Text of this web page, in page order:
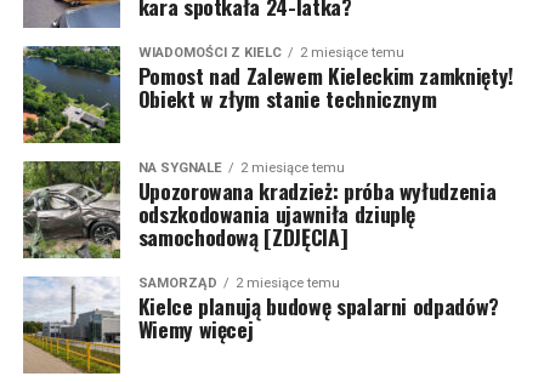
kara spotkała 24-latka?
WIADOMOŚCI Z KIELC 2 miesiące temu
Pomost nad Zalewem Kieleckim zamknięty!
Obiekt w złym stanie technicznym
NA SYGNALE 2 miesiące temu
Upozorowana kradzież: próba wyłudzenia
odszkodowania ujawniła dziuplę
samochodową [ZDJĘCIA]
SAMORZĄD 2 miesiące temu
Kielce planują budowę spalarni odpadów?
Wiemy więcej